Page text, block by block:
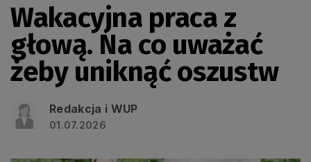
Wakacyjna praca z
głową. Na co uważać
żeby uniknąć oszustw
Redakcja i WUP
01.07.2026